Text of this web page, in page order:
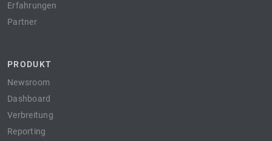
Erfahrungen
Partner
PRODUKT
Newsroom
Dashboard
Verbreitung
Reporting